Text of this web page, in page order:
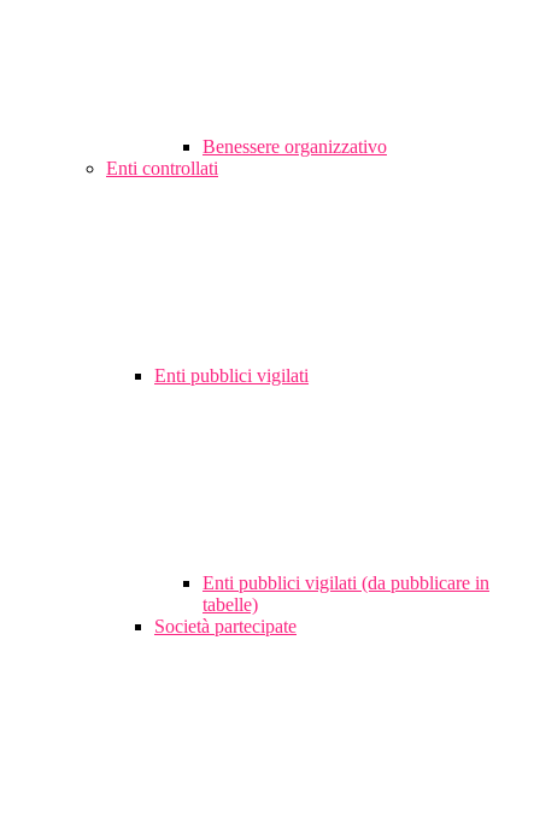
Benessere organizzativo
Enti controllati
Enti pubblici vigilati
Enti pubblici vigilati (da pubblicare in
tabelle)
Società partecipate